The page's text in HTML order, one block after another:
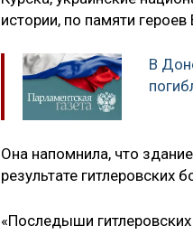
истории, по памяти
В
Она напомнила, что
результате гитлеровских
«Последыши